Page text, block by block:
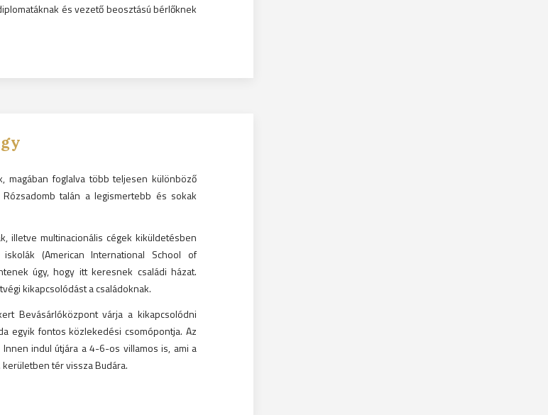
és vezető beosztású bérlőknek
magában foglalva több teljesen különböző
talán a legismertebb és sokak
illetve multinacionális cégek kiküldetésben
(American International School of
úgy, hogy itt keresnek családi házat.
kikapcsolódást a családoknak.
Bevásárlóközpont várja a kikapcsolódni
egyik fontos közlekedési csomópontja. Az
indul útjára a 4-6-os villamos is, ami a
tér vissza Budára.